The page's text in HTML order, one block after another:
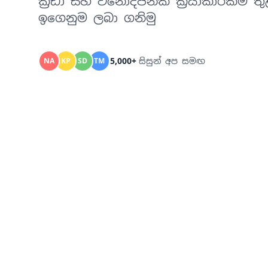
ඉගෙනුම ලබා ගනිමු
NA KP SD TM 5,000+ සිසුන් අප සමඟ